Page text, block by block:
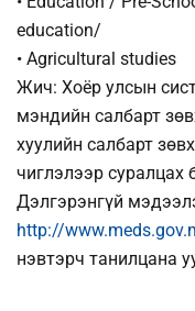
education/
• Agricultural studies
Жич: Хоёр улсын
мэндийн салбарт
хуулийн салбарт
чиглэлээр суралцах
Дэлгэрэнгүй
http://
нэвтэрч танилцана